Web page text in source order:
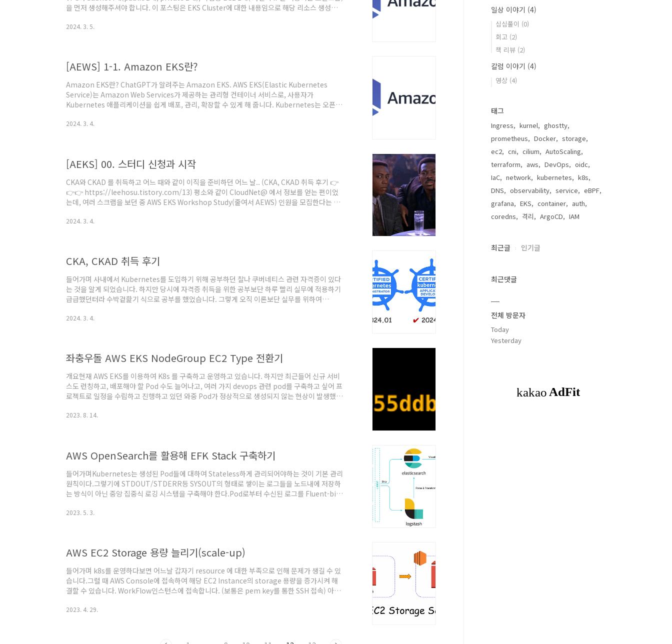
을 먼저 생성해주셔야 합니다. 이 포스팅은 EKS Cluster에 대한 내용임으로 해당 리소스 생성에
다. EKS Control Plane은 AWS에서 직접 관리를 해주기 때문에 신경쓰지 않으셔도 됩니다. 다
2024. 3. 5.
[AEWS] 1-1. Amazon EKS란?
Amazon EKS란? ChatGPT가 알려주는 Amazon EKS. AWS EKS(Elastic Kubernetes
Service)는 Amazon Web Services가 제공하는 관리형 컨테이너 서비스로, 사용자가
Kubernetes 애플리케이션을 쉽게 배포, 관리, 확장할 수 있게 해 줍니다. Kubernetes는 오픈소
자동화합니다. AWS EKS는 AWS 클라우드 인프라에서 Kubernetes 애플리케이션을 실행하기
2024. 3. 4.
[AEKS] 00. 스터디 신청과 시작
CKA와 CKAD 를 취득하고 어느 때와 같이 이직을 준비하던 어느 날.. (CKA, CKAD 취득 후기 👉
👉👉 https://leehosu.tistory.com/13) 평소와 같이 CloudNet@ 에서 정보를 얻는 편이었
는데, 여러 스크랩을 보던 중 AWS EKS Workshop Study(줄여서 AEWS) 인원을 모집한다는 소
련 자격증 취득으로 전문성까지 더해지니 '이제는 조금 더 실무에 적합한 공부를 해보고 싶다'라는
2024. 3. 4.
CKA, CKAD 취득 후기
들어가며 사내에서 Kubernetes를 도입하기 위해 공부하던 찰나 쿠버네티스 관련 자격증이 있다
는 것을 알게 되었습니다. 하지만 당시에 자격증 취득을 위한 공부보단 하루 빨리 실무에 적용하기
급급했던터라 수박겉핥기 식으로 공부를 했었습니다. 그렇게 오직 이론보단 실무를 위하여
를 하기 시작했습니다. (시기로 보자면 23년 11월부터 준비를 했네요.) 23년 12월에 2번의 시험을
2024. 3. 4.
좌충우돌 AWS EKS NodeGroup EC2 Type 전환기
개요현재 AWS EKS를 이용하여 K8s 를 구축하고 운영하고 있습니다. 하지만 최근들어 신규 서비
스도 런칭하고, 배포해야 할 Pod 수도 늘어나고, 여러 가지 devops 관련 pod를 구축하고 싶어 프
로젝트로 일정을 수립하고 진행하고 있던 와중 Pod가 정상적으로 생성되지 않는 현상이 발생했습
Pod를 띄울 수 없었습니다. 적절한 EC2 Instance Type을 찾아보자!제가 처음 고려했던 Type
2023. 8. 14.
AWS OpenSearch를 활용해 EFK Stack 구축하기
들어가며Kubernetes는 생성된 Pod들에 대하여 Stateless하게 관리되어야하는 것이 기본 관리
원칙이다.그렇기에 STDOUT/STDERR등 SYSOUT의 형태로 쌓이는 로그들을 노드내에 저장하
는 방식이 아닌 중앙 집중식 로깅 시스템을 구축해야 한다.Pod로부터 수신된 로그를 Fluent-bit
가 받게 되고 Kibana를 통해 시각화하게 된다.What Is EFK Stack?ELF Stack ELK Stack은
2023. 5. 3.
AWS EC2 Storage 용량 늘리기(scale-up)
들어가며 k8s를 운영하다보면 어느날 갑자기 resource 에 대한 부족으로 인해 문제가 생길 수 있
습니다.그럴 때 AWS Console에 접속하여 해당 EC2 Instance의 storage 용량을 증가시켜 해
결할 수 있습니다. WorkFlow인스턴스에 접속합니다. (보통은 pem key를 통한 SSH 접속) 아래
TYPE MOUNTPOINTnvme1n1 259:0 0 30G 0 disk /datanvme0n1 259:1 0 16G 0
2023. 4. 29.
일상 이야기 (4)
심심풀이 (0)
회고 (2)
책 리뷰 (2)
칼럼 이야기 (4)
영상 (4)
태그
Ingress kurnel
ghostty
prometheus
Docker
storage
ec2
cni cilium
AutoScaling
terraform
aws DevOps
oidc
IaC
network kubernetes
k8s
DNS
observability service
eBPF
grafana
EKS container
auth
coredns
격리 ArgoCD IAM
최근글 인기글
최근댓글
전체 방문자
Today
Yesterday